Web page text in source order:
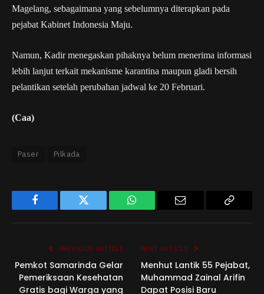
Magelang, sebagaimana yang sebelumnya diterapkan pada
pejabat Kabinet Indonesia Maju.
Namun, Kadir menegaskan pihaknya belum menerima informasi
lebih lanjut terkait mekanisme karantina maupun gladi bersih
pelantikan setelah perubahan jadwal ke 20 Februari.
(Caa)
Paser Pilkada
Facebook Twitter WhatsApp Email
Copy
PREVIOUS ARTICLE
Pemkot Samarinda Gelar
Pemeriksaan Kesehatan
Gratis bagi Warga yang
NEXT ARTICLE
Menhut Lantik 55 Pejabat,
Muhammad Zainal Arifin
Dapat Posisi Baru